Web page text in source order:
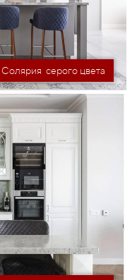
Солярия серого цвета